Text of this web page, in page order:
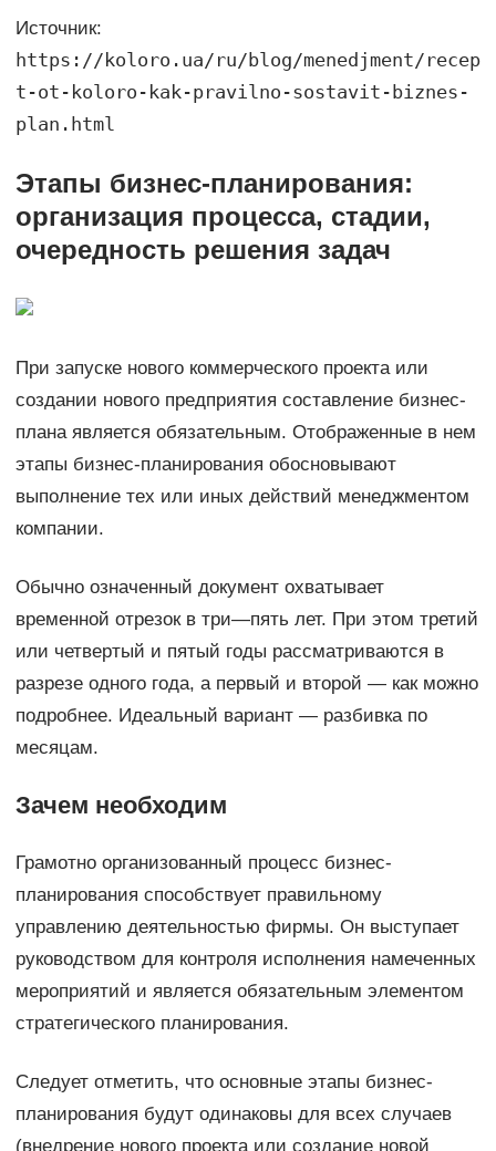
Источник:
https://koloro.ua/ru/blog/menedjment/recep
t-ot-koloro-kak-pravilno-sostavit-biznes-
plan.html
Этапы бизнес-планирования:
организация процесса, стадии,
очередность решения задач
При запуске нового коммерческого проекта или
создании нового предприятия составление бизнес-
плана является обязательным. Отображенные в нем
этапы бизнес-планирования обосновывают
выполнение тех или иных действий менеджментом
компании.
Обычно означенный документ охватывает
временной отрезок в три—пять лет. При этом третий
или четвертый и пятый годы рассматриваются в
разрезе одного года, а первый и второй — как можно
подробнее. Идеальный вариант — разбивка по
месяцам.
Зачем необходим
Грамотно организованный процесс бизнес-
планирования способствует правильному
управлению деятельностью фирмы. Он выступает
руководством для контроля исполнения намеченных
мероприятий и является обязательным элементом
стратегического планирования.
Следует отметить, что основные этапы бизнес-
планирования будут одинаковы для всех случаев
(внедрение нового проекта или создание новой